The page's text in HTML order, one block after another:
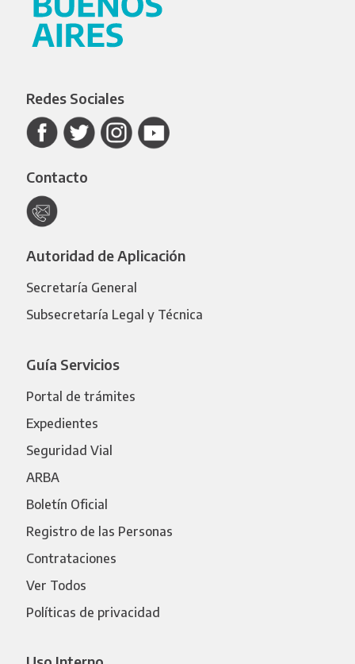
Redes Sociales
Contacto
Autoridad de Aplicación
Secretaría General
Subsecretaría Legal y Técnica
Guía Servicios
Portal de trámites
Expedientes
Seguridad Vial
ARBA
Boletín Oficial
Registro de las Personas
Contrataciones
Ver Todos
Políticas de privacidad